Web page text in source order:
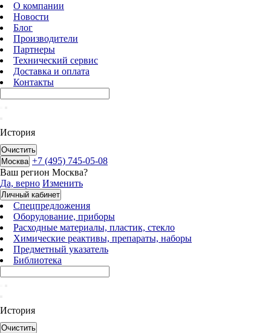
О компании
Новости
Блог
Производители
Партнеры
Технический сервис
Доставка и оплата
Контакты
История
Очистить
Москва +7 (495) 745-05-08
Ваш регион Москва?
Да, верно Изменить
Личный кабинет
Спецпредложения
Оборудование, приборы
Расходные материалы, пластик, стекло
Химические реактивы, препараты, наборы
Предметный указатель
Библиотека
История
Очистить